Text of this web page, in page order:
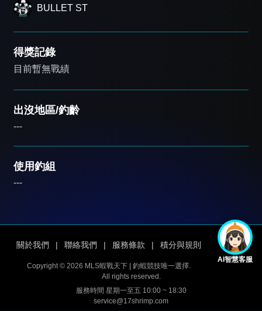
BULLET ST
得獎記錄
目前暫無戰績
出沒地區/釣齡
---
使用釣組
---
AI智慧客服
關於我們 | 聯絡我們 | 服務條款 | 積分與規則
Copyright © 2026 MLS蝦戰天下 | 釣蝦競技唯一選擇.
All rights reserved.
服務時間 星期一至五 10:00 ~ 18:30
service@17shrimp.com